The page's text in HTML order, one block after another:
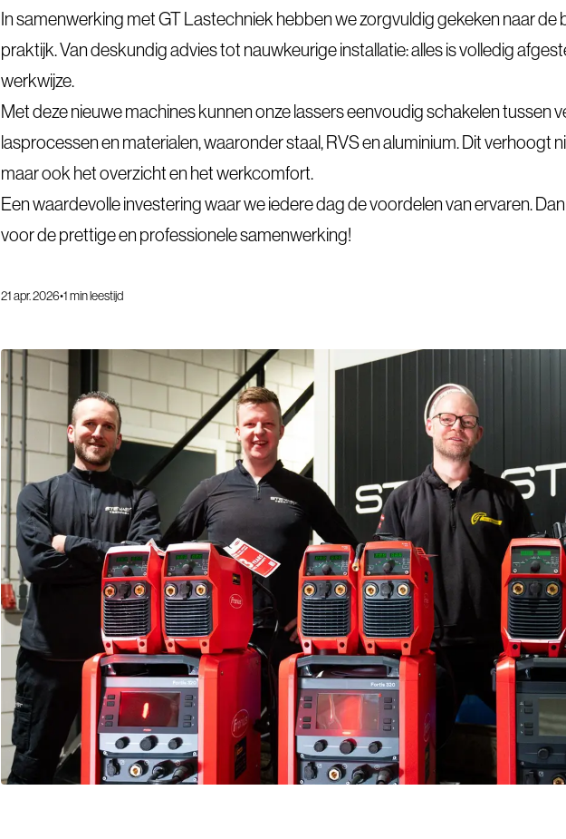
In samenwerking met GT Lastechniek hebben we zorgvuldig gekeken naar de
praktijk. Van deskundig advies tot nauwkeurige installatie: alles is volledig
werkwijze.
Met deze nieuwe machines kunnen onze lassers eenvoudig schakelen tussen
lasprocessen en materialen, waaronder staal, RVS en aluminium. Dit verhoogt
maar ook het overzicht en het werkcomfort.
Een waardevolle investering waar we iedere dag de voordelen van ervaren.
voor de prettige en professionele samenwerking!
21 apr. 2026•1min leestijd